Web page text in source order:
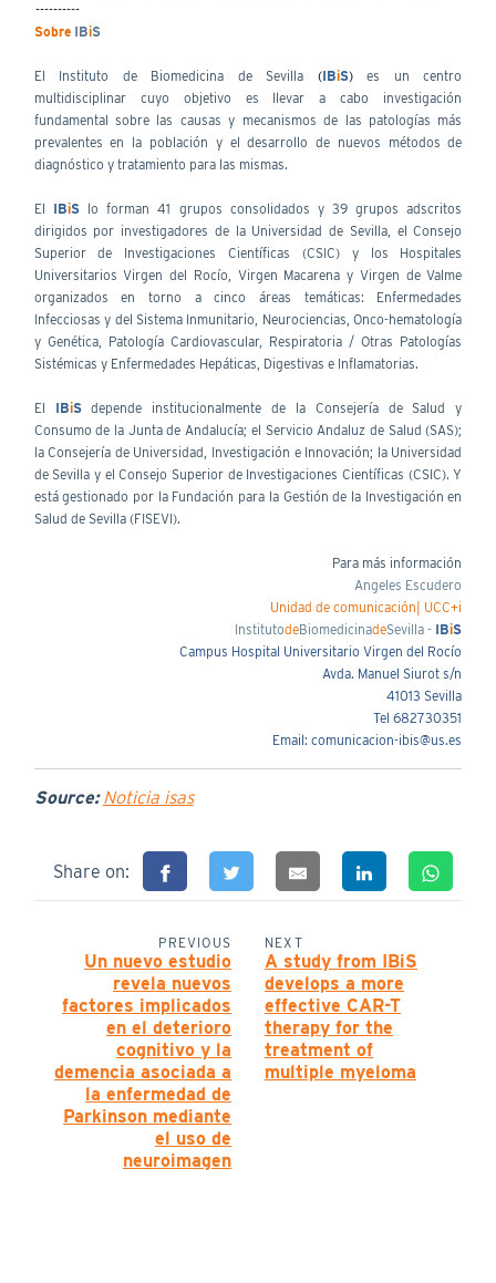
----------
Sobre IBiS
El Instituto de Biomedicina de Sevilla (IBiS)es un centro
multidisciplinar cuyo objetivo es llevar a cabo investigación
fundamental sobre las causas y mecanismos de las patologías más
prevalentes en la población y el desarrollo de nuevos métodos de
diagnóstico y tratamiento para las mismas.
El IBiS lo forman 41 grupos consolidados y 39 grupos adscritos
dirigidos por investigadores de la Universidad de Sevilla, el Consejo
Superior de Investigaciones Científicas (CSIC) y los Hospitales
Universitarios Virgen del Rocío, Virgen Macarena y Virgen de Valme
organizados en torno a cinco áreas temáticas: Enfermedades
Infecciosas y del Sistema Inmunitario, Neurociencias, Onco-hematología
y Genética, Patología Cardiovascular, Respiratoria / Otras Patologías
Sistémicas y Enfermedades Hepáticas, Digestivas e Inflamatorias.
El IBiS depende institucionalmente de la Consejería de Salud y
Consumo de la Junta de Andalucía; el Servicio Andaluz de Salud (SAS);
la Consejería de Universidad, Investigación e Innovación; la Universidad
de Sevilla y el Consejo Superior de Investigaciones Científicas (CSIC). Y
está gestionado por la Fundación para la Gestión de la Investigación en
Salud de Sevilla (FISEVI).
Para más información
Angeles Escudero
Unidad de comunicación| UCC+i
InstitutodeBiomedicinadeSevilla - IBiS
Campus Hospital Universitario Virgen del Rocío
Avda. Manuel Siurot s/n
41013 Sevilla
Tel 682730351
Email: comunicacion-ibis@us.es
Source: Noticia isas
Share on:
PREVIOUS
Un nuevo estudio
revela nuevos
factores implicados
en el deterioro
cognitivo y la
demencia asociada a
la enfermedad de
Parkinson mediante
el uso de
neuroimagen
NEXT
A study from IBiS
develops a more
effective CAR-T
therapy for the
treatment of
multiple myeloma